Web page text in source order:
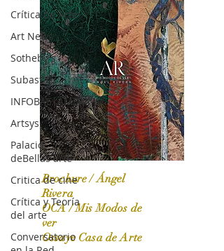
Crítica de Arte
Art News
Sotheby's
Subasta
INFOBAE|AMERICA
Artsys
Palacio
deBellas arte
Critica de cine
Crítica y Teoría
del arte
Conversatorio
OCA|News 31 / Marzo-Abril / 2024
Brochure / Ángel
Rivera
OCA / Mis Modos de
ver
Ossaye Casa de Arte